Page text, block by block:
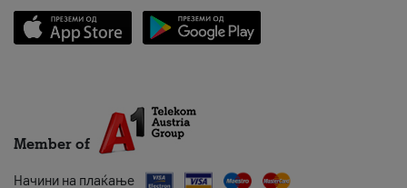
Member of
Начини на плаќање